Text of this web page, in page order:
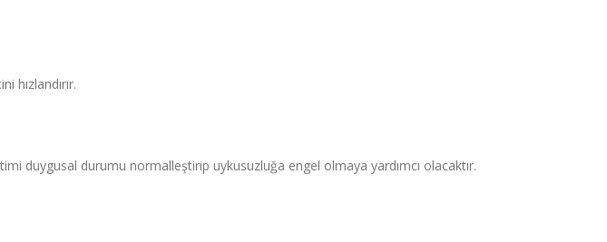
hızlandırır.
duygusal durumu normalleştirip uykusuzluğa engel olmaya yardımcı olacaktır.